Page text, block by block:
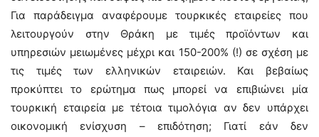
Για παράδειγμα αναφέρουμε τουρκικές εταιρείες που
λειτουργούν στην Θράκη με τιμές προϊόντων και
υπηρεσιών μειωμένες μέχρι και 150-200% (!) σε σχέση με
τις τιμές των ελληνικών εταιρειών. Και βεβαίως
προκύπτει το ερώτημα πως μπορεί να επιβιώνει μία
τουρκική εταιρεία με τέτοια τιμολόγια αν δεν υπάρχει
οικονομική ενίσχυση – επιδότηση; Γιατί εάν δεν